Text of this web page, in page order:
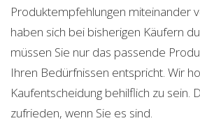
Produktempfehlungen miteinander
haben sich bei bisherigen Käufern
müssen Sie nur das passende
Ihren Bedürfnissen entspricht. Wir
Kaufentscheidung behilflich zu sein.
zufrieden, wenn Sie es sind.